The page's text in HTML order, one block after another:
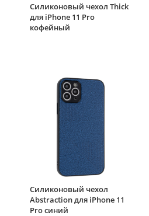
Силиконовый чехол Thick
для iPhone 11 Pro
кофейный
Силиконовый чехол
Abstraction для iPhone 11
Pro синий